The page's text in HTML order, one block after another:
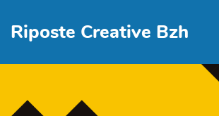
Riposte Creative Bzh